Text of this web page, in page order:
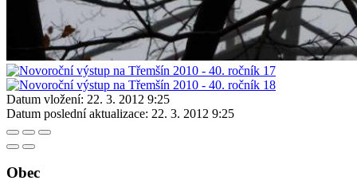
Datum vložení: 22. 3. 2012 9:25
Datum poslední aktualizace: 22. 3. 2012 9:25
Obec